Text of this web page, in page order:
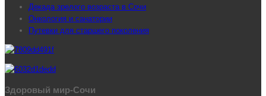
Декада зрелого возраста в Сочи
Онкология и санатории
Путевки для старшего поколения
Здоровый мир-Сочи